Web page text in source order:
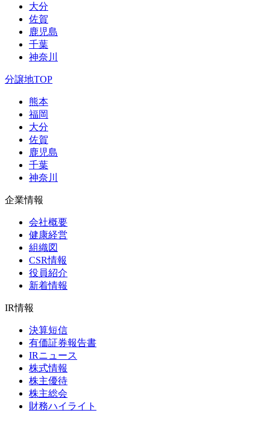
大分
佐賀
鹿児島
千葉
神奈川
分譲地TOP
熊本
福岡
大分
佐賀
鹿児島
千葉
神奈川
企業情報
会社概要
健康経営
組織図
CSR情報
役員紹介
新着情報
IR情報
決算短信
有価証券報告書
IRニュース
株式情報
株主優待
株主総会
財務ハイライト